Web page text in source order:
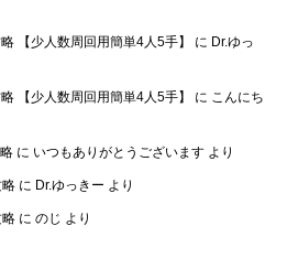
【少人数周回用簡単4人5手】 に Dr.ゆっ
【少人数周回用簡単4人5手】 に こんにち
に いつもありがとうございます より
略 に Dr.ゆっきー より
略 に のじ より